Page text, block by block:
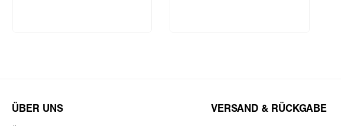
ÜBER UNS VERSAND & RÜCKGABE